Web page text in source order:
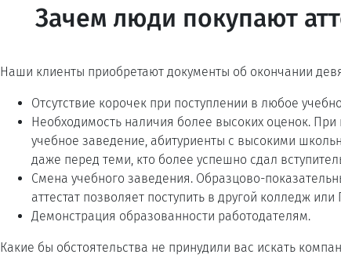
Зачем люди покупают
Наши клиенты приобретают документы об окончании
Отсутствие корочек при поступлении в любое
Необходимость наличия более высоких оценок. При
учебное заведение, абитуриенты с высокими
даже перед теми, кто более успешно сдал
Смена учебного заведения. Образцово-
аттестат позволяет поступить в другой колледж
Демонстрация образованности работодателям.
Какие бы обстоятельства не принудили вас искать